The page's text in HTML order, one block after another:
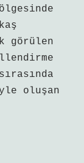
görülen
oluşan